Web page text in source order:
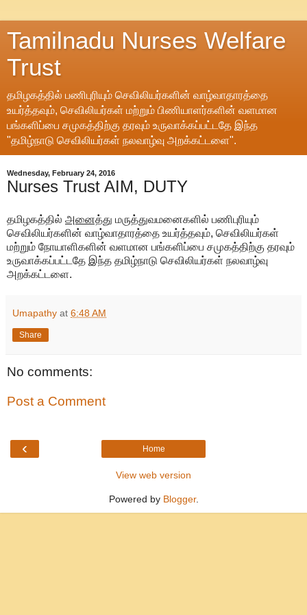
Tamilnadu Nurses Welfare
Trust
தமிழகத்தில் பணிபுரியும் செவிலியர்களின் வாழ்வாதாரத்தை
உயர்த்தவும், செவிலியர்கள் மற்றும் பிணியாளர்களின் வளமான
பங்களிப்பை சமுகத்திற்கு தரவும் உருவாக்கப்பட்டதே இந்த
"தமிழ்நாடு செவிலியர்கள் நலவாழ்வு அறக்கட்டளை".
Wednesday, February 24, 2016
Nurses Trust AIM, DUTY
தமிழகத்தில் அனைத்து மருத்துவமனைகளில் பணிபுரியும்
செவிலியர்களின் வாழ்வாதாரத்தை உயர்த்தவும், செவிலியர்கள்
மற்றும் நோயாளிகளின் வளமான பங்களிப்பை சமுகத்திற்கு தரவும்
உருவாக்கப்பட்டதே இந்த தமிழ்நாடு செவிலியர்கள் நலவாழ்வு
அறக்கட்டளை.
Umapathy at 6:48 AM
Share
No comments:
Post a Comment
‹ Home
View web version
Powered by Blogger.